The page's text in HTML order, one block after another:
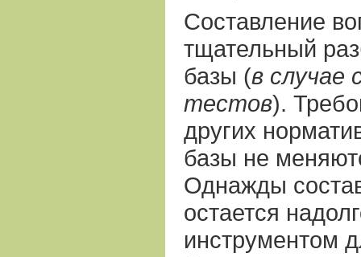
Составление
тщательный
базы (в случае
тестов).
других
базы не
Однажды
остается
инструментом